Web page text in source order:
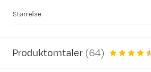
Størrelse
Produktomtaler (64)